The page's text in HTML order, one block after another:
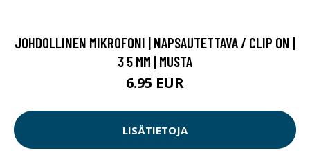
JOHDOLLINEN MIKROFONI | NAPSAUTETTAVA / CLIP ON |
3 5 MM | MUSTA
6.95 EUR
LISÄTIETOJA